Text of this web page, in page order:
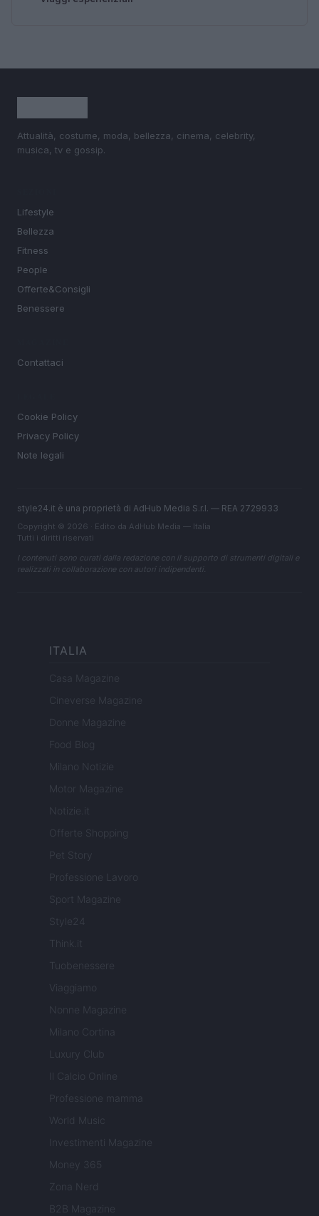
Attualità, costume, moda, bellezza, cinema, celebrity,
musica, tv e gossip.
Lifestyle
Bellezza
Fitness
People
Offerte&Consigli
Benessere
Contattaci
Cookie Policy
Privacy Policy
Note legali
style24.it è una proprietà di AdHub Media S.r.l. — REA 2729933
Copyright © 2026 · Edito da AdHub Media — Italia
Tutti i diritti riservati
I contenuti sono curati dalla redazione con il supporto di strumenti digitali e
realizzati in collaborazione con autori indipendenti.
ITALIA
Casa Magazine
Cineverse Magazine
Donne Magazine
Food Blog
Milano Notizie
Motor Magazine
Notizie.it
Offerte Shopping
Pet Story
Professione Lavoro
Sport Magazine
Style24
Think.it
Tuobenessere
Viaggiamo
Nonne Magazine
Milano Cortina
Luxury Club
Il Calcio Online
Professione mamma
World Music
Investimenti Magazine
Money 365
Zona Nerd
B2B Magazine